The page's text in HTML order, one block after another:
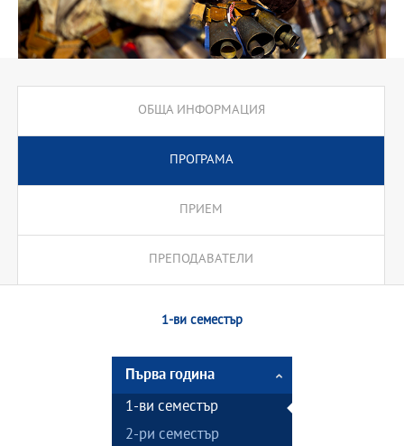
ОБЩА ИНФОРМАЦИЯ
ПРОГРАМА
ПРИЕМ
ПРЕПОДАВАТЕЛИ
1-ви семестър
Първа година
1-ви семестър
2-ри семестър